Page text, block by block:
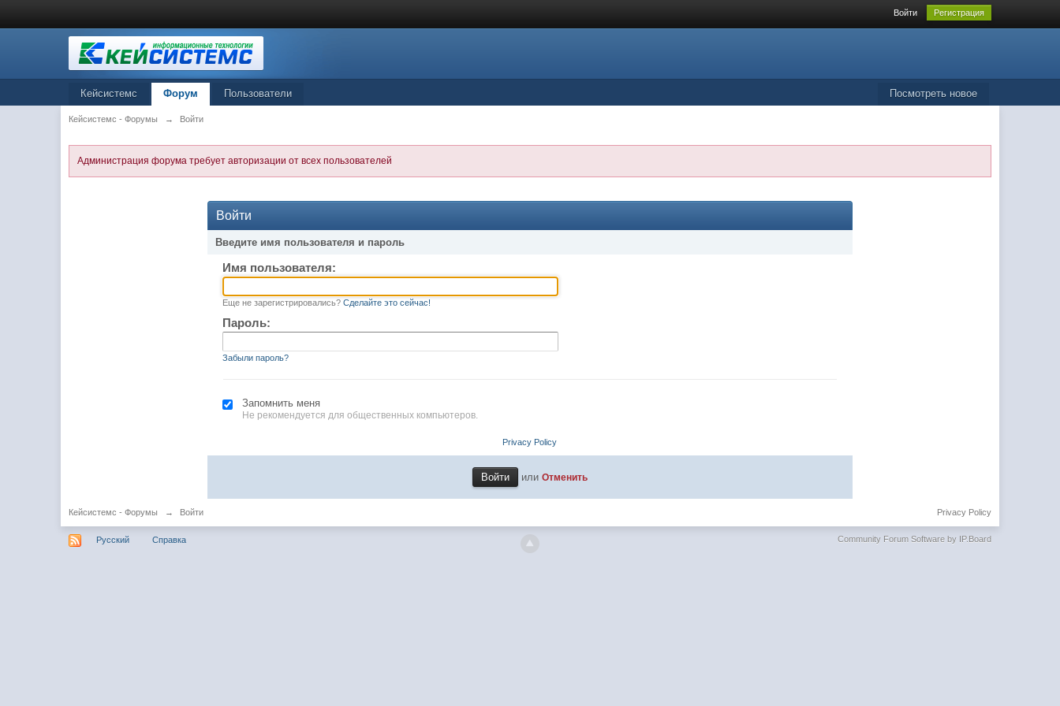
Войти Регистрация
Посмотреть новое
Кейсистемс Форум Пользователи
Кейсистемс - Форумы → Войти
Администрация форума требует авторизации от всех пользователей
Войти
Введите имя пользователя и пароль
Имя пользователя:
Еще не зарегистрировались? Сделайте это сейчас!
Пароль:
Забыли пароль?
Запомнить меня
Не рекомендуется для общественных компьютеров.
Privacy Policy
или Отменить
Кейсистемс - Форумы → Войти Privacy Policy
Русский Справка Community Forum Software by IP.Board